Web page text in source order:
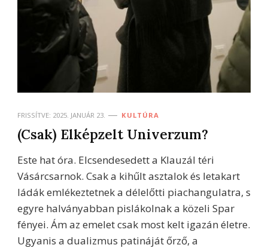
FRISSÍTVE: 2025. JANUÁR 23. KULTÚRA
(Csak) Elképzelt Univerzum?
Este hat óra. Elcsendesedett a Klauzál téri
Vásárcsarnok. Csak a kihűlt asztalok és letakart
ládák emlékeztetnek a délelőtti piachangulatra, s
egyre halványabban pislákolnak a közeli Spar
fényei. Ám az emelet csak most kelt igazán életre.
Ugyanis a dualizmus patináját őrző, a